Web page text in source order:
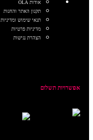
אודות OLA
תקנון האתר והחנות
תנאי שימוש ומדיניות
מדיניות פרטיות
הצהרת נגישות
אפשרויות תשלום